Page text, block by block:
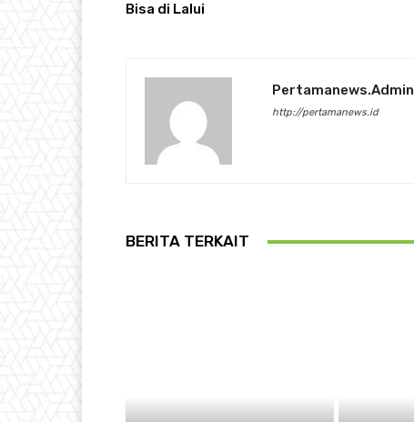
Bisa di Lalui
Pertamanews.admin
http://pertamanews.id
BERITA TERKAIT